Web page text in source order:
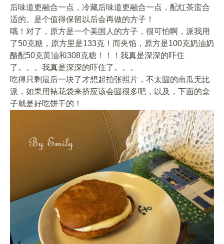
后味道更融合一点，冷藏后味道更融合一点，配红茶蛮合
适的。是个值得保留以后会再做的方子！
哦！对了，原方是一个美国人的方子，很可怕啊，派我用
了50克糖，原方里是133克！而夹馅，原方是100克奶油奶
酪配50克黄油和308克糖！！！我真是深深的吓住
了。。。我真是深深的吓住了。。。
吃得只剩最后一块了才想起拍张照片，不太圆的南瓜无比
派，如果用裱花袋来挤应该会圆很多吧，以及，下面的盒
子就是好吃饼干的！